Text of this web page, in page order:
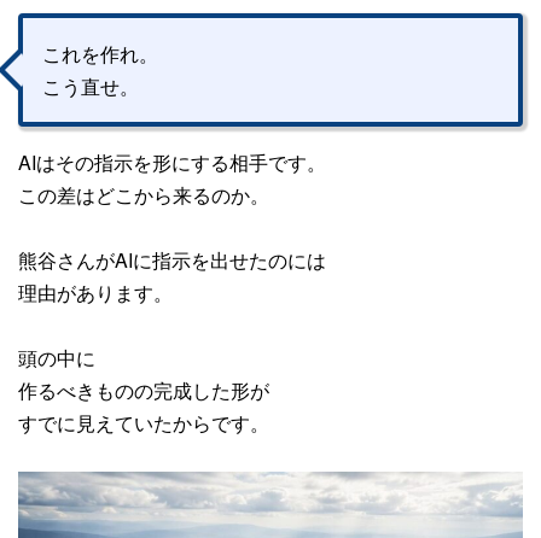
これを作れ。
こう直せ。
AIはその指示を形にする相手です。
この差はどこから来るのか。
熊谷さんがAIに指示を出せたのには
理由があります。
頭の中に
作るべきものの完成した形が
すでに見えていたからです。